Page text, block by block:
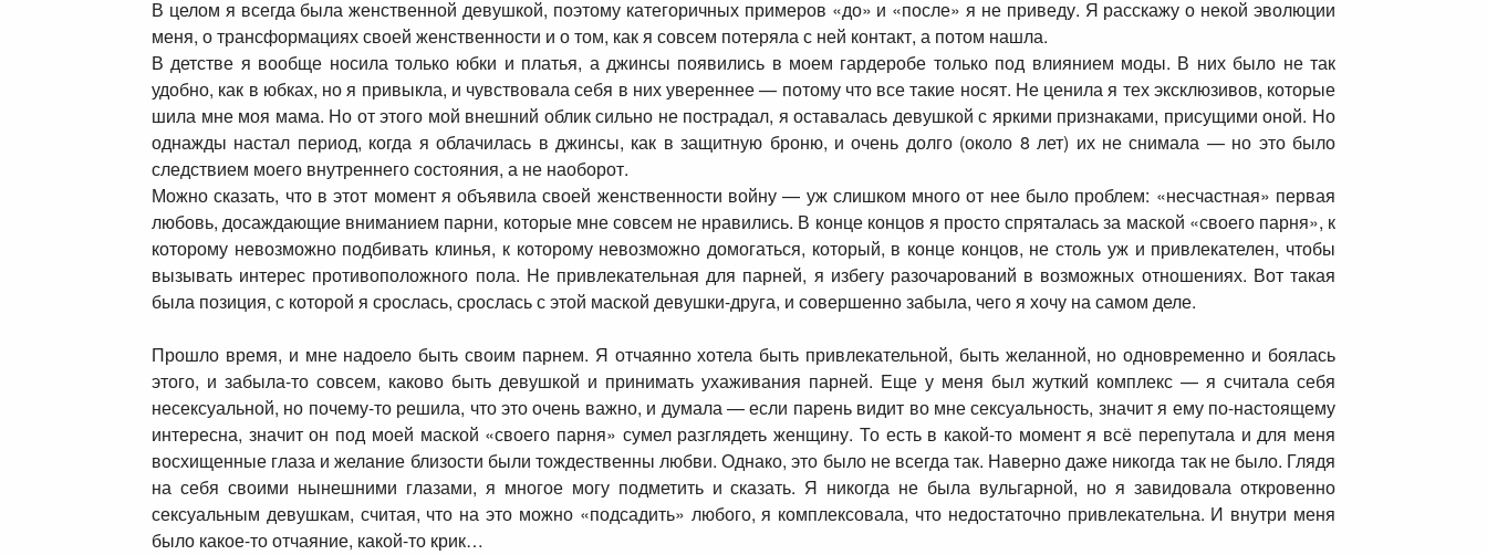
В целом я всегда была женственной девушкой, поэтому категоричных примеров «до» и «после» я не приведу. Я расскажу о некой эволюции
меня, о трансформациях своей женственности и о том, как я совсем потеряла с ней контакт, а потом нашла.
В детстве я вообще носила только юбки и платья, а джинсы появились в моем гардеробе только под влиянием моды. В них было не так
удобно, как в юбках, но я привыкла, и чувствовала себя в них увереннее — потому что все такие носят. Не ценила я тех эксклюзивов, которые
шила мне моя мама. Но от этого мой внешний облик сильно не пострадал, я оставалась девушкой с яркими признаками, присущими оной. Но
однажды настал период, когда я облачилась в джинсы, как в защитную броню, и очень долго (около 8 лет) их не снимала — но это было
следствием моего внутреннего состояния, а не наоборот.
Можно сказать, что в этот момент я объявила своей женственности войну — уж слишком много от нее было проблем: «несчастная» первая
любовь, досаждающие вниманием парни, которые мне совсем не нравились. В конце концов я просто спряталась за маской «своего парня», к
которому невозможно подбивать клинья, к которому невозможно домогаться, который, в конце концов, не столь уж и привлекателен, чтобы
вызывать интерес противоположного пола. Не привлекательная для парней, я избегу разочарований в возможных отношениях. Вот такая
была позиция, с которой я срослась, срослась с этой маской девушки-друга, и совершенно забыла, чего я хочу на самом деле.
Прошло время, и мне надоело быть своим парнем. Я отчаянно хотела быть привлекательной, быть желанной, но одновременно и боялась
этого, и забыла-то совсем, каково быть девушкой и принимать ухаживания парней. Еще у меня был жуткий комплекс — я считала себя
несексуальной, но почему-то решила, что это очень важно, и думала — если парень видит во мне сексуальность, значит я ему по-настоящему
интересна, значит он под моей маской «своего парня» сумел разглядеть женщину. То есть в какой-то момент я всё перепутала и для меня
восхищенные глаза и желание близости были тождественны любви. Однако, это было не всегда так. Наверно даже никогда так не было. Глядя
на себя своими нынешними глазами, я многое могу подметить и сказать. Я никогда не была вульгарной, но я завидовала откровенно
сексуальным девушкам, считая, что на это можно «подсадить» любого, я комплексовала, что недостаточно привлекательна. И внутри меня
было какое-то отчаяние, какой-то крик…